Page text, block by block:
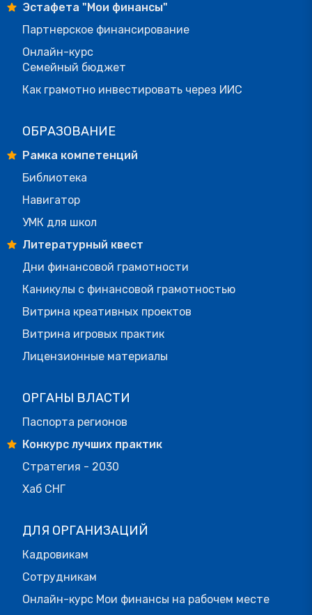
Эстафета "Мои финансы"
Партнерское финансирование
Онлайн-курс
Семейный бюджет
Как грамотно инвестировать через ИИС
ОБРАЗОВАНИЕ
Рамка компетенций
Библиотека
Навигатор
УМК для школ
Литературный квест
Дни финансовой грамотности
Каникулы с финансовой грамотностью
Витрина креативных проектов
Витрина игровых практик
Лицензионные материалы
ОРГАНЫ ВЛАСТИ
Паспорта регионов
Конкурс лучших практик
Стратегия - 2030
Хаб СНГ
ДЛЯ ОРГАНИЗАЦИЙ
Кадровикам
Сотрудникам
Онлайн-курс Мои финансы на рабочем месте